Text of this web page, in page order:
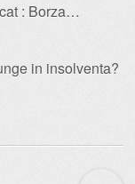
: Borza…
in insolventa?